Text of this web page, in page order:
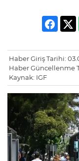
Haber Giriş Tarihi:
Haber Güncellenme
Kaynak: IGF